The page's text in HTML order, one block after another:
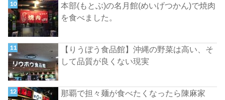
本部(もとぶ)の名月館(めいげつかん)で焼肉
を食べました。
【りうぼう食品館】沖縄の野菜は高い、そ
して品質が良くない現実
那覇で担々麺が食べたくなったら陳麻家